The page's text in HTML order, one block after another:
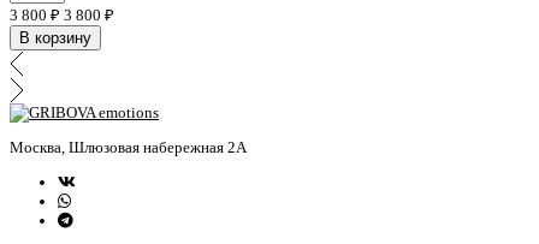
3 800 ₽ 3 800 ₽
В корзину
Москва, Шлюзовая набережная 2А